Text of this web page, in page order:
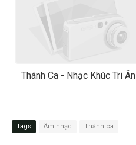
Thánh Ca - Nhạc Khúc Tri Ân
Tags Âm nhạc Thánh ca